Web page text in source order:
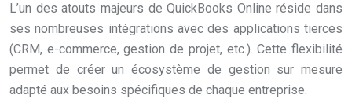
L’un des atouts majeurs de QuickBooks Online réside dans
ses nombreuses intégrations avec des applications tierces
(CRM, e-commerce, gestion de projet, etc.). Cette flexibilité
permet de créer un écosystème de gestion sur mesure
adapté aux besoins spécifiques de chaque entreprise.